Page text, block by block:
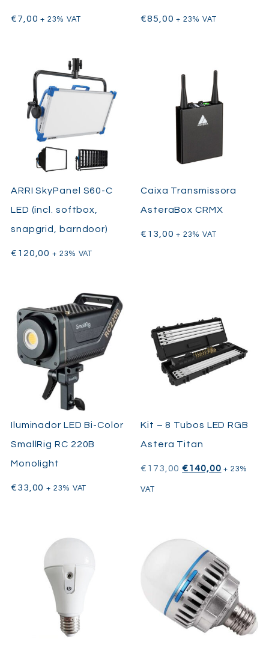
€7,00 + 23% VAT €85,00 + 23% VAT
ARRI SkyPanel S60-C
LED (incl. softbox,
snapgrid, barndoor)
€ 120,00 + 23% VAT
Caixa Transmissora
AsteraBox CRMX
€ 13,00 + 23% VAT
Iluminador LED Bi-Color
SmallRig RC 220B
Monolight
€33,00 + 23% VAT
Kit – 8 Tubos LED RGB
Astera Titan
€ 173,00 €140,00 + 23%
VAT